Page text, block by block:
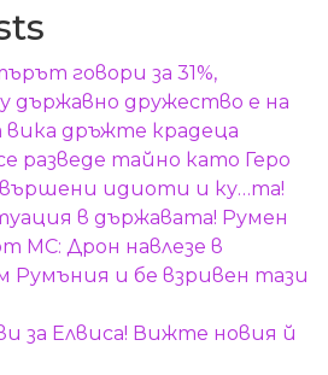
говори за 31%,
държавно дружество е на
вика дръжте крадеца
разведе тайно като Геро
идиоти и ку…та!
в държавата! Румен
МС: Дрон навлезе в
Румъния и бе взривен тази
за Елвиса! Вижте новия й